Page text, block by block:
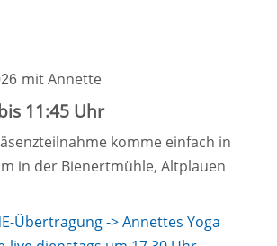
mit Annette
11:45 Uhr
komme einfach in
in der Bienertmühle, Altplauen
Übertragung -> Annettes Yoga